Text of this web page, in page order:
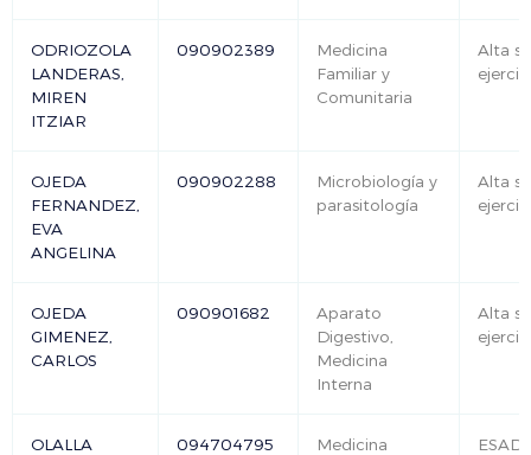
ODRIOZOLA
LANDERAS,
MIREN
ITZIAR
090902389
Medicina
Familiar y
Comunitaria
Alta
OJEDA
FERNANDEZ,
EVA
ANGELINA
090902288
Microbiología y
parasitología
Alta
OJEDA
GIMENEZ,
CARLOS
090901682
Aparato
Digestivo,
Medicina
Interna
Alta
OLALLA
094704795
Medicina